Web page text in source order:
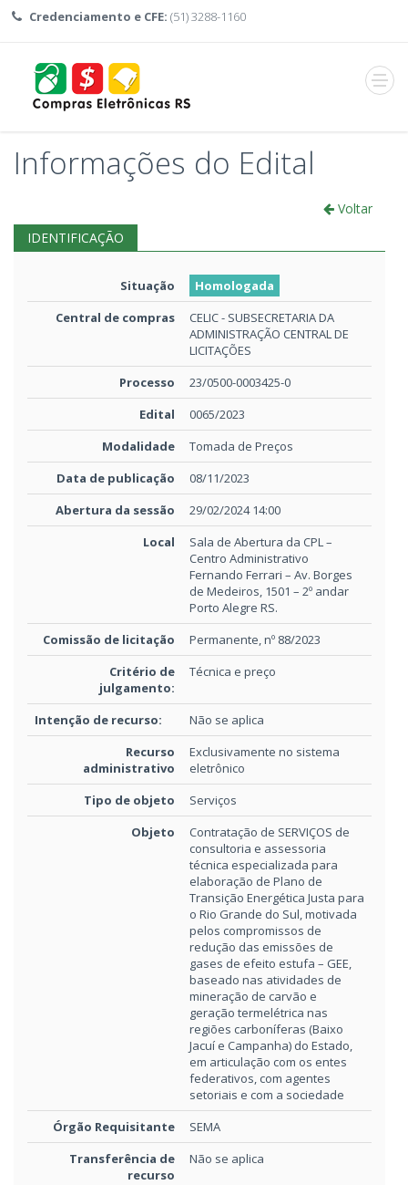
Credenciamento e CFE: (51) 3288-1160
Abrir
menu
Informações do Edital
Voltar
IDENTIFICAÇÃO
Situação
Homologada
Central de compras
CELIC - SUBSECRETARIA DA
ADMINISTRAÇÃO CENTRAL DE
LICITAÇÕES
Processo
23/0500-0003425-0
Edital
0065/2023
Modalidade
Tomada de Preços
Data de publicação
08/11/2023
Abertura da sessão
29/02/2024 14:00
Local
Sala de Abertura da CPL –
Centro Administrativo
Fernando Ferrari – Av. Borges
de Medeiros, 1501 – 2º andar
Porto Alegre RS.
Comissão de licitação
Permanente, nº 88/2023
Critério de
julgamento:
Técnica e preço
Intenção de recurso:
Não se aplica
Recurso
administrativo
Exclusivamente no sistema
eletrônico
Tipo de objeto
Serviços
Objeto
Contratação de SERVIÇOS de
consultoria e assessoria
técnica especializada para
elaboração de Plano de
Transição Energética Justa para
o Rio Grande do Sul, motivada
pelos compromissos de
redução das emissões de
gases de efeito estufa – GEE,
baseado nas atividades de
mineração de carvão e
geração termelétrica nas
regiões carboníferas (Baixo
Jacuí e Campanha) do Estado,
em articulação com os entes
federativos, com agentes
setoriais e com a sociedade
Órgão Requisitante
SEMA
Transferência de
recurso
Não se aplica